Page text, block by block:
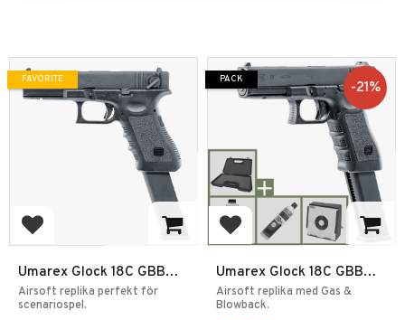
Add to favorites
Umarex Glock 18C GBB
Airsoft 6mm
Airsoft replika perfekt för
scenariospel.
FAVORITE
Add to favorites
Umarex Glock 18C GBB
Airsoft 6mm Paket
Airsoft replika med Gas &
Blowback.
21%
PACK